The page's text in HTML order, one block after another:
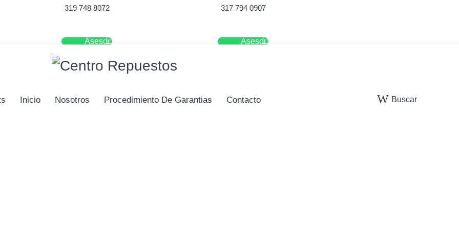
319 748 8072
Asesor
317 794 0907
Asesor
Inicio Nosotros Procedimiento De Garantias Contacto Buscar